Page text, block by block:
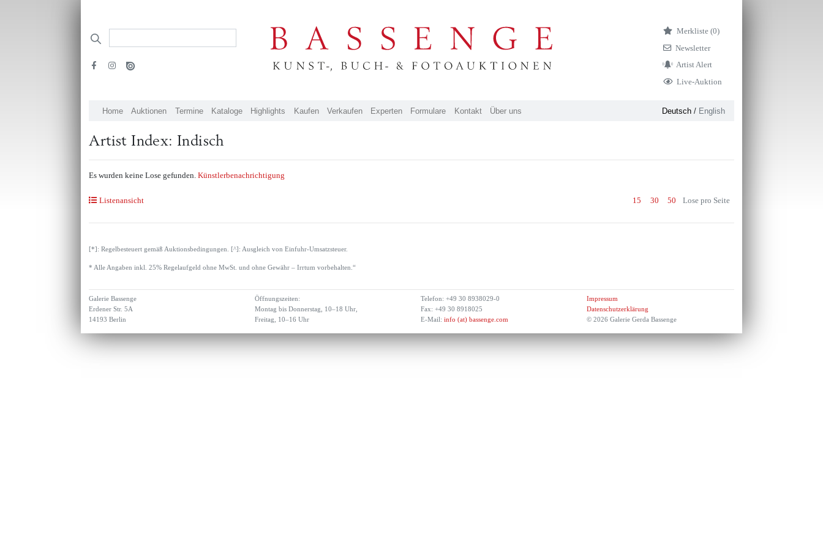
Merkliste (0)
Newsletter
Artist Alert
Live-Auktion
Home Auktionen Termine Kataloge Highlights Kaufen Verkaufen Experten Formulare Kontakt Über uns Deutsch/ English
Artist Index: Indisch
Es wurden keine Lose gefunden.Künstlerbenachrichtigung
Listenansicht 15 30 50 Lose pro Seite
[*]: Regelbesteuert gemäß Auktionsbedingungen. [^]: Ausgleich von Einfuhr-Umsatzsteuer.
* Alle Angaben inkl. 25% Regelaufgeld ohne MwSt. und ohne Gewähr – Irrtum vorbehalten.“
Galerie Bassenge
Erdener Str. 5A
14193 Berlin
Öffnungszeiten:
Montag bis Donnerstag, 10–18 Uhr,
Freitag, 10–16 Uhr
Telefon: +49 30 8938029-0
Fax: +49 30 8918025
E-Mail: info (at) bassenge.com
Impressum
Datenschutzerklärung
© 2026 Galerie Gerda Bassenge